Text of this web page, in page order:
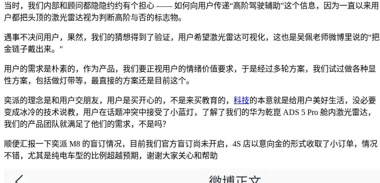
当时，我们内部和顾问都隐隐约约有个担心 —— 如何向用户传递“高阶驾驶辅助”这个信息，因为一直以来用
户都把头顶的激光雷达视为判断高阶与否的标志物。
遇事不决问用户，果然，我们的猜想得到了验证，用户希望激光雷达可视化，这也是吴佩老师微博里说的“把
金链子戴出来。”
用户的需求是朴素的，作为产品，我们要正视用户的情绪价值要求，于是经过多轮方案，我们试过做各种显
性方案，包括做灯带等，最直接的方案还是目前这个。
奕派的理念是和用户交朋友，用户是买开心的，不是来买教育的， 科技的本意就是给用户美好生活，没必要
变成冰冷的技术说教，用户在话题冲突中接受了小蓝灯，了解了我们的华为乾崑 ADS 5 Pro 舱内激光雷达，
我们的产品团队就满足了他们的需求，不是吗？
顺便汇报一下奕派 M8 的盲订情况，目前我们官方盲订尚未开启，4S 店以意向金的形式收取了小订单，情况
不错，尤其是纯电车型的比例超越预期，谢谢大家关心和帮助